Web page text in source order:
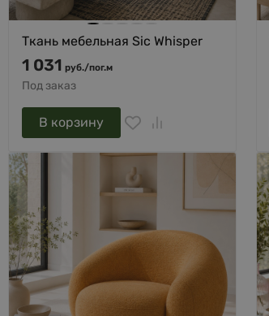
Ткань мебельная Sic Whisper
1 031 руб./пог.м
Под заказ
В корзину